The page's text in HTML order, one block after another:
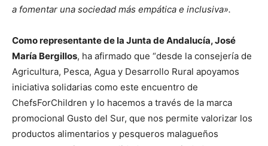
a fomentar una sociedad más empática e inclusiva».
Como representante dela Junta de Andalucía, José
María Bergillos, ha afirmado que “desde la consejería de
Agricultura, Pesca, Agua y Desarrollo Rural apoyamos
iniciativa solidarias como este encuentro de
ChefsForChildren y lo hacemos a través de la marca
promocional Gusto del Sur, que nos permite valorizar los
productos alimentarios y pesqueros malagueños